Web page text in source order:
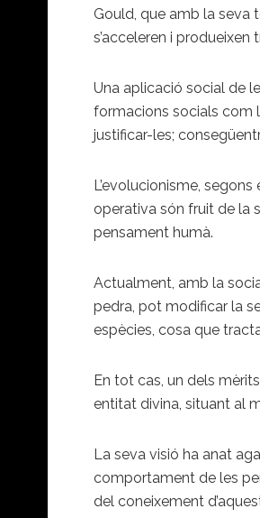
Gould, que amb la seva
s’acceleren i
Una aplicació social de
formacions socials com
justificar-les;
L’evolucionisme,
operativa són fruit de la
pensament humà.
Actualment, amb la
pedra, pot modificar la
espècies, cosa que
En tot cas, un dels
entitat divina, situant al
La seva visió ha anat
comportament de les
del coneixement